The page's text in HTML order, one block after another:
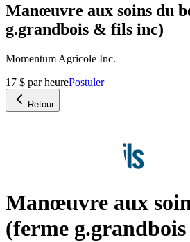
Manœuvre aux soins du
g.grandbois & fils inc)
Momentum Agricole Inc.
17 $ par heurePostuler
Retour
Manœuvre aux
(ferme